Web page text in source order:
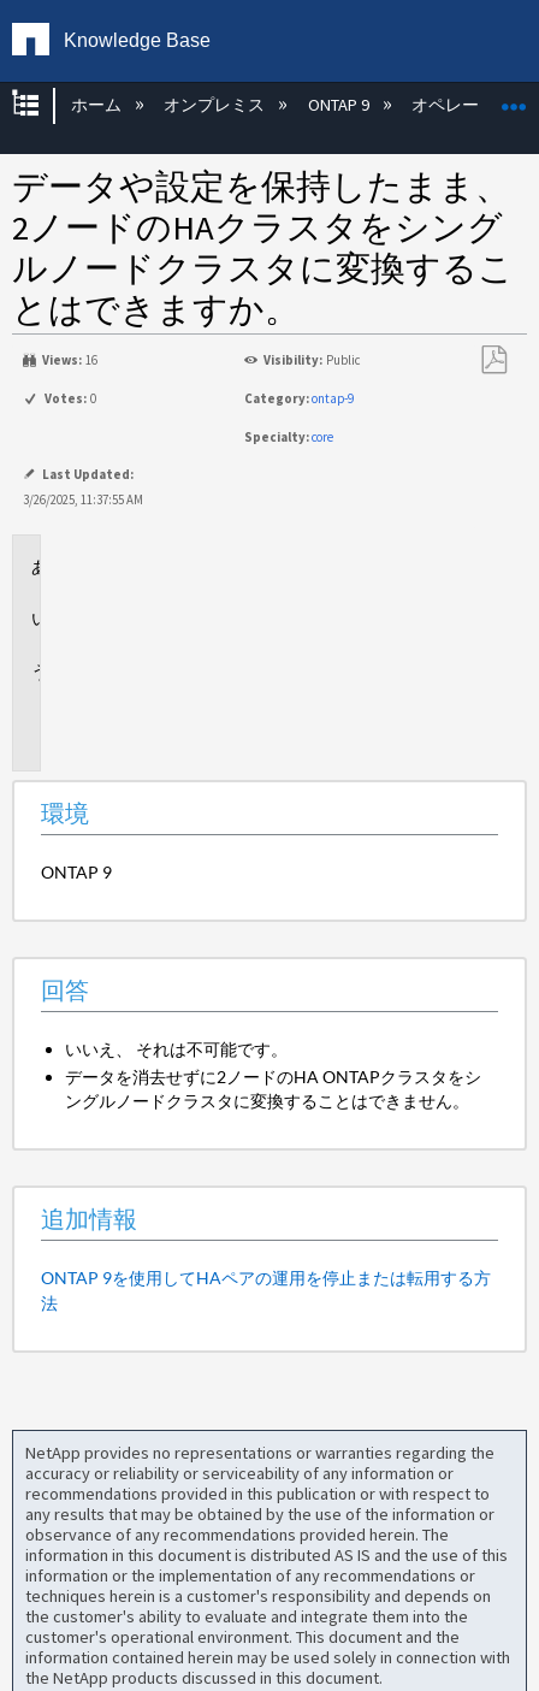
Knowledge Base
グローバル階層を展開/折りたたむ
ホーム オンプレミス ONTAP 9 オペレーティン
データや設定を保持したまま、
2ノードのHAクラスタをシング
ルノードクラスタに変換するこ
とはできますか。
Views: 16 Visibility: Public
Votes: 0 Category:ontap-9
Specialty:core
Last Updated:
3/26/2025, 11:37:55 AM
環境
ONTAP 9
回答
いいえ、 それは不可能です。
データを消去せずに2ノードのHA ONTAPクラスタをシ
ングルノードクラスタに変換することはできません。
追加情報
ONTAP 9を使用してHAペアの運用を停止または転用する方
法
NetApp provides no representations or warranties regarding the
accuracy or reliability or serviceability of any information or
recommendations provided in this publication or with respect to
any results that may be obtained by the use of the information or
observance of any recommendations provided herein. The
information in this document is distributed AS IS and the use of this
information or the implementation of any recommendations or
techniques herein is a customer's responsibility and depends on
the customer's ability to evaluate and integrate them into the
customer's operational environment. This document and the
information contained herein may be used solely in connection with
the NetApp products discussed in this document.